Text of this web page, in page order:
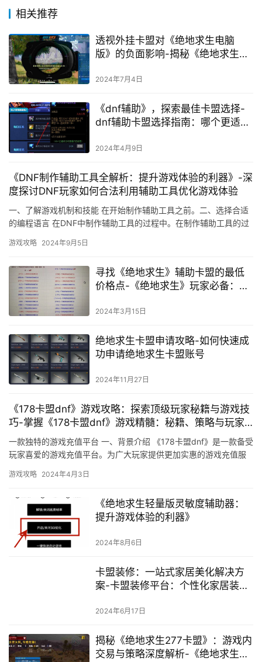
相关推荐
透视外挂卡盟对《绝地求生电脑
版》的负面影响-揭秘《绝地求生电
2024年7月4日
《dnf辅助》，探索最佳卡盟选择-
dnf辅助卡盟选择指南：哪个更适合
2024年4月9日
《DNF制作辅助工具全解析：提升游戏体验的利器》-深
度探讨DNF玩家如何合法利用辅助工具优化游戏体验
一、了解游戏机制和技能 在开始制作辅助工具之前。二、选择合适
的编程语言 在DNF中制作辅助工具的过程中。在制作辅助工具的过
游戏攻略 2024年9月5日
寻找《绝地求生》辅助卡盟的最低
价格点-《绝地求生》玩家必备：探
2024年3月15日
绝地求生卡盟申请攻略-如何快速成
功申请绝地求生卡盟账号
2024年11月27日
《178卡盟dnf》游戏攻略：探索顶级玩家秘籍与游戏技
巧-掌握《178卡盟dnf》游戏精髓：秘籍、策略与玩家
心得
一款独特的游戏充值平台 一、背景介绍 《178卡盟dnf》是一款备受
玩家喜爱的游戏充值平台。为广大玩家提供更加实惠的游戏充值服
游戏攻略 2024年4月3日
《绝地求生轻量版灵敏度辅助器：
提升游戏体验的利器》
2024年8月6日
卡盟装修：一站式家居美化解决方
案-卡盟装修平台：个性化家居装修
2024年6月17日
揭秘《绝地求生277卡盟》：游戏内
交易与策略深度解析-《绝地求生